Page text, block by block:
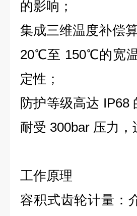
的影响；
集成三维温度补偿
20℃至 150℃的宽
定性；
防护等级高达 IP68
耐受 300bar 压力
工作原理
容积式齿轮计量：